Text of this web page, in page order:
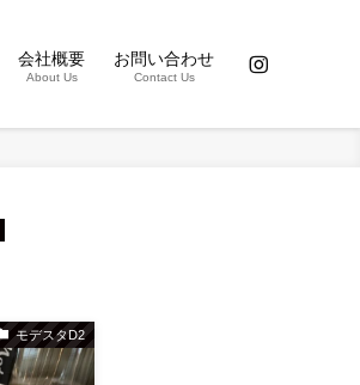
会社概要
About Us
お問い合わせ
Contact Us
モデスタD2